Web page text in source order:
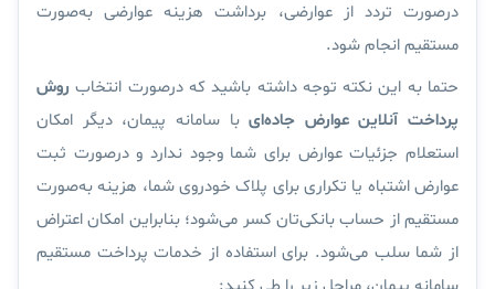
درصورت تردد از عوارضی، برداشت هزینه عوارضی به‌صورت
مستقیم انجام شود.
حتما به این نکته توجه داشته باشید که درصورت انتخاب روش
پرداخت آنلاین عوارض جاده‌ایبا سامانه پیمان، دیگر امکان
استعلام جزئیات عوارض برای شما وجود ندارد و درصورت ثبت
عوارض اشتباه یا تکراری برای پلاک خودروی شما، هزینه به‌صورت
مستقیم از حساب بانکی‌تان کسر می‌شود؛ بنابراین امکان اعتراض
از شما سلب می‌شود. برای استفاده از خدمات پرداخت مستقیم